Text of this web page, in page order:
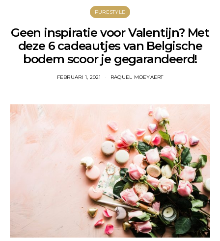
PURESTYLE
Geen inspiratie voor Valentijn? Met
deze 6 cadeautjes van Belgische
bodem scoor je gegarandeerd!
FEBRUARI 1, 2021 RAQUEL MOEYAERT